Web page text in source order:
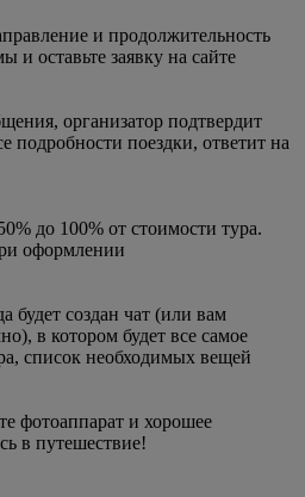
и продолжительность
и оставьте заявку на сайте
организатор подтвердит
подробности поездки, ответит на
до 100% от стоимости тура.
оформлении
будет создан чат (или вам
в котором будет все самое
список необходимых вещей
фотоаппарат и хорошее
в путешествие!